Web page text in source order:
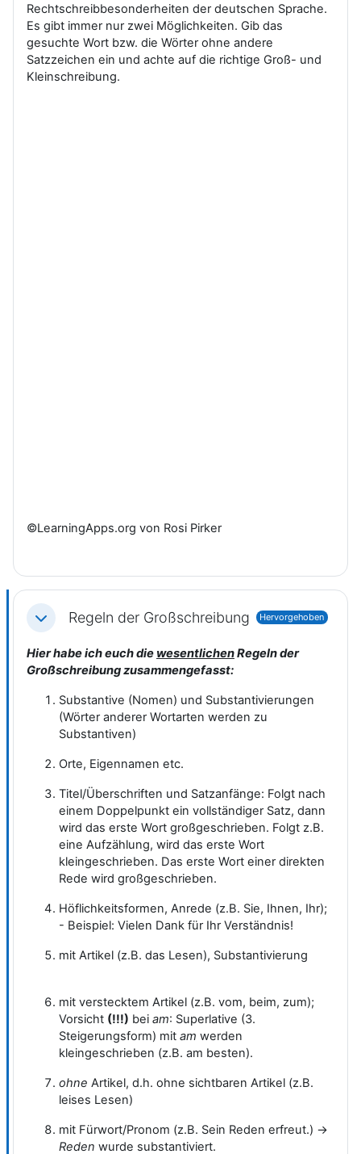
Rechtschreibbesonderheiten der deutschen Sprache.
Es gibt immer nur zwei Möglichkeiten. Gib das
gesuchte Wort bzw. die Wörter ohne andere
Satzzeichen ein und achte auf die richtige Groß- und
Kleinschreibung.
©LearningApps.org von Rosi Pirker
EinklappenRegeln der Großschreibung Hervorgehoben
Hier habe ich euch die wesentlichenRegeln der
Großschreibung zusammengefasst:
Substantive (Nomen) und Substantivierungen
(Wörter anderer Wortarten werden zu
Substantiven)
Orte, Eigennamen etc.
Titel/Überschriften und Satzanfänge: Folgt nach
einem Doppelpunkt ein vollständiger Satz, dann
wird das erste Wort großgeschrieben. Folgt z.B.
eine Aufzählung, wird das erste Wort
kleingeschrieben. Das erste Wort einer direkten
Rede wird großgeschrieben.
Höflichkeitsformen, Anrede (z.B. Sie, Ihnen, Ihr);
- Beispiel: Vielen Dank für Ihr Verständnis!
mit Artikel (z.B. das Lesen), Substantivierung
mit verstecktem Artikel (z.B. vom, beim, zum);
Vorsicht (!!!) bei am: Superlative (3.
Steigerungsform) mit am werden
kleingeschrieben (z.B. am besten).
ohne Artikel, d.h. ohne sichtbaren Artikel (z.B.
leises Lesen)
mit Fürwort/Pronom (z.B. Sein Reden erfreut.) ->
Reden wurde substantiviert.